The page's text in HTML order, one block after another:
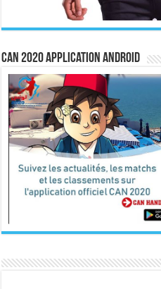
CAN 2020 Application Android